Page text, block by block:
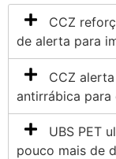
CCZ
de alerta para
CCZ
antirrábica para
UBS PET
pouco mais de